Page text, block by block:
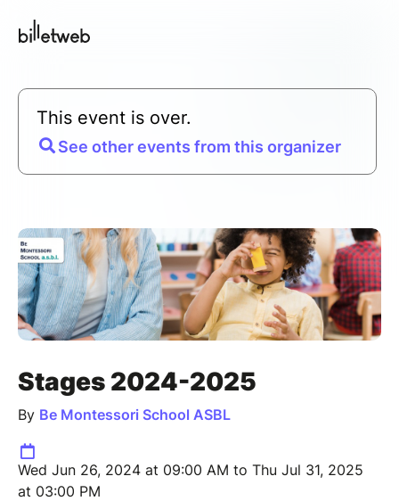
This event is over.
See other events from this organizer
Stages 2024-2025
By Be Montessori School ASBL
Wed Jun 26, 2024 at 09:00 AM to Thu Jul 31, 2025
at 03:00 PM